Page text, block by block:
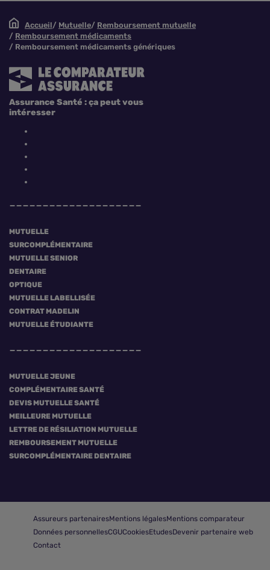
Accueil Mutuelle
Remboursement mutuelle
Remboursement médicaments
Remboursement médicaments génériques
MUTUELLE
SURCOMPLÉMENTAIRE
MUTUELLE SENIOR
DENTAIRE
OPTIQUE
MUTUELLE LABELLISÉE
CONTRAT MADELIN
MUTUELLE ÉTUDIANTE
MUTUELLE JEUNE
COMPLÉMENTAIRE SANTÉ
DEVIS MUTUELLE SANTÉ
MEILLEURE MUTUELLE
LETTRE DE RÉSILIATION MUTUELLE
REMBOURSEMENT MUTUELLE
SURCOMPLÉMENTAIRE DENTAIRE
Assurance Santé : ça peut vous
intéresser
Assureurs partenairesMentions légalesMentions comparateur
Données personnellesCGUCookiesEtudesDevenir partenaire web
Contact